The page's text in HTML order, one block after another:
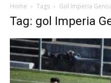
Home Tags Gol Imperia
Tag: gol Imperia